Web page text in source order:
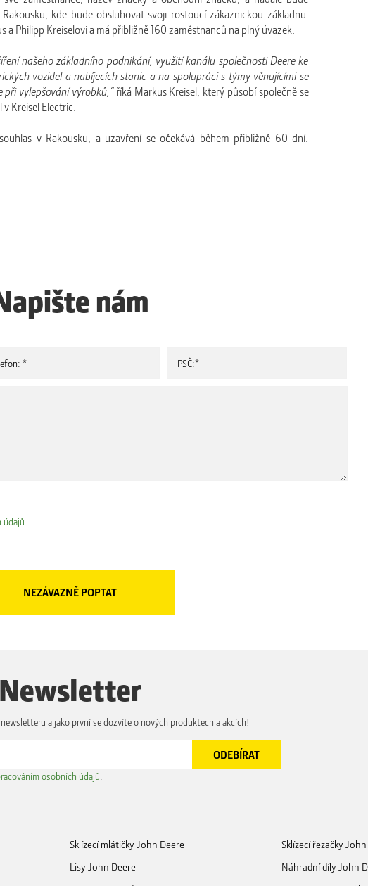
kde bude obsluhovat svoji rostoucí zákaznickou základnu.
Philipp Kreiselovi a má přibližně 160 zaměstnanců na plný úvazek.
našeho základního podnikání, využití kanálu společnosti Deere ke
vozidel a nabíjecích stanic a na spolupráci s týmy věnujícími se
při vylepšování výrobků,“říká Markus Kreisel, který působí společně se
Kreisel Electric.
v Rakousku, a uzavření se očekává během přibližně 60 dní.
nám
údajů
Newsletter
a jako první se dozvíte o nových produktech a akcích!
osobních údajů
Sklízecí mlátičky John Deere
Sklízecí řezačky
Lisy John Deere
Náhradní díly John